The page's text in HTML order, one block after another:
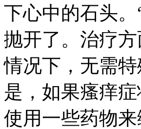
下心中的石头
抛开了。治疗
情况下，无需
是，如果瘙痒
使用一些药物